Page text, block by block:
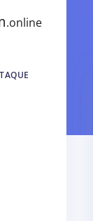
.online